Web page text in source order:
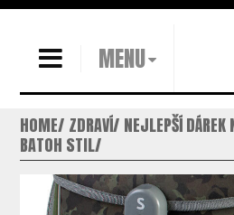
MENU
HOME ZDRAVÍ NEJLEPŠÍ DÁREK
BATOH STIL